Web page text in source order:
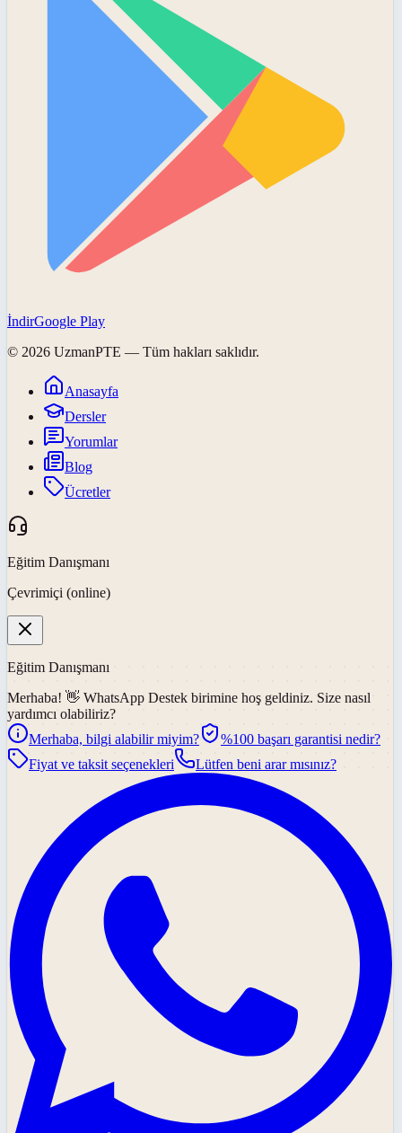
İndirGoogle Play
© 2026 UzmanPTE — Tüm hakları saklıdır.
Anasayfa
Dersler
Yorumlar
Blog
Ücretler
Eğitim Danışmanı
Çevrimiçi (online)
Eğitim Danışmanı
Merhaba! 👋 WhatsApp Destek birimine hoş geldiniz. Size nasıl
yardımcı olabiliriz?
Merhaba, bilgi alabilir miyim?
%100 başarı garantisi nedir?
Fiyat ve taksit seçenekleri
Lütfen beni arar mısınız?